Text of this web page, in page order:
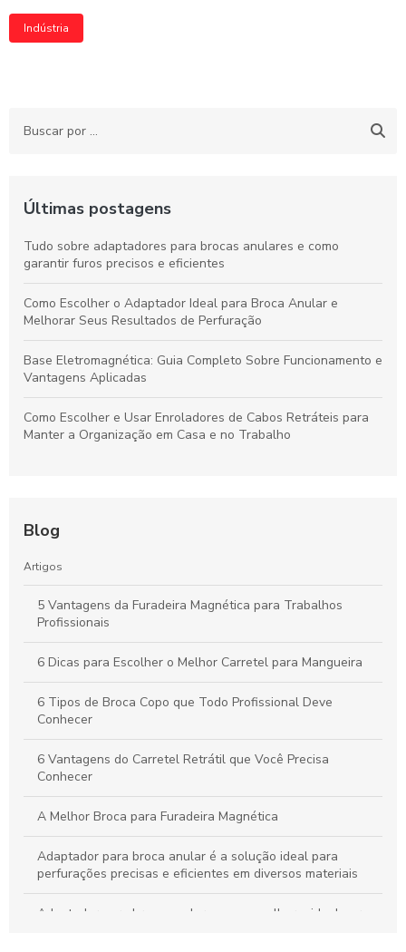
Indústria
Últimas postagens
Tudo sobre adaptadores para brocas anulares e como
garantir furos precisos e eficientes
Como Escolher o Adaptador Ideal para Broca Anular e
Melhorar Seus Resultados de Perfuração
Base Eletromagnética: Guia Completo Sobre Funcionamento e
Vantagens Aplicadas
Como Escolher e Usar Enroladores de Cabos Retráteis para
Manter a Organização em Casa e no Trabalho
Blog
Artigos
5 Vantagens da Furadeira Magnética para Trabalhos
Profissionais
6 Dicas para Escolher o Melhor Carretel para Mangueira
6 Tipos de Broca Copo que Todo Profissional Deve
Conhecer
6 Vantagens do Carretel Retrátil que Você Precisa
Conhecer
A Melhor Broca para Furadeira Magnética
Adaptador para broca anular é a solução ideal para
perfurações precisas e eficientes em diversos materiais
Adaptador para broca anular: como escolher o ideal para